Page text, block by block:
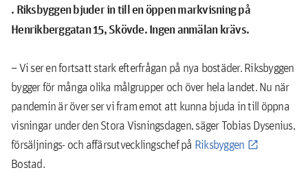
. Riksbyggen bjuder in till en öppen markvisning på
Henrikberggatan 15, Skövde. Ingen anmälan krävs.
– Vi ser en fortsatt stark efterfrågan på nya bostäder. Riksbyggen
bygger för många olika målgrupper och över hela landet. Nu när
pandemin är över ser vi fram emot att kunna bjuda in till öppna
visningar under den Stora Visningsdagen, säger Tobias Dysenius,
försäljnings- och affärsutvecklingschef på Riksbyggen
Bostad.